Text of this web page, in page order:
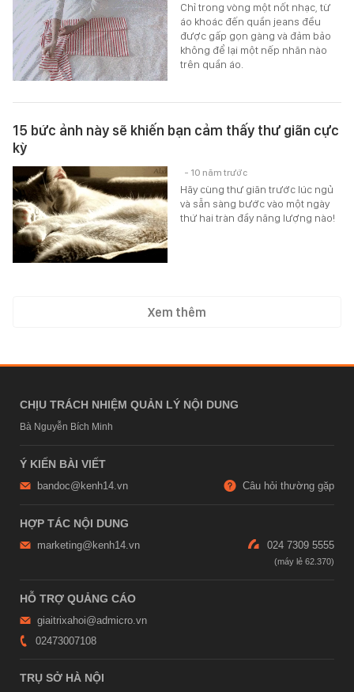
Chỉ trong vòng một nốt nhạc, từ
áo khoác đến quần jeans đều
được gấp gọn gàng và đảm bảo
không để lại một nếp nhăn nào
trên quần áo.
15 bức ảnh này sẽ khiến bạn cảm thấy thư giãn cực
kỳ
Hãy cùng thư giãn trước lúc ngủ
và sẵn sàng bước vào một ngày
thứ hai tràn đầy năng lượng nào!
- 10 năm trước
Xem thêm
CHỊU TRÁCH NHIỆM QUẢN LÝ NỘI DUNG
Bà Nguyễn Bích Minh
Ý KIẾN BÀI VIẾT
bandoc@kenh14.vn Câu hỏi thường gặp
HỢP TÁC NỘI DUNG
marketing@kenh14.vn 024 7309 5555
HỖ TRỢ QUẢNG CÁO
giaitrixahoi@admicro.vn
02473007108
TRỤ SỞ HÀ NỘI